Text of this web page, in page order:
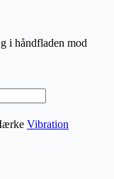
i håndfladen mod
Vibration